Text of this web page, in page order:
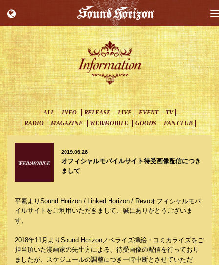
ALL INFO RELEASE LIVE EVENT
TV
RADIO
MAGAZINE WEB/MOBILE GOODS FAN CLUB
2019.06.28
オフィシャルモバイルサイト待受画像配信につき
まして
平素よりSound Horizon / Linked Horizon / Revoオフィシャルモバ
イルサイトをご利用いただきまして、誠にありがとうございま
す。
2018年11月よりSound Horizonノベライズ挿絵・コミカライズをご
担当頂いた漫画家の先生方による、待受画像の配信を行っており
ましたが、スケジュールの調整につき一時中断とさせていただ